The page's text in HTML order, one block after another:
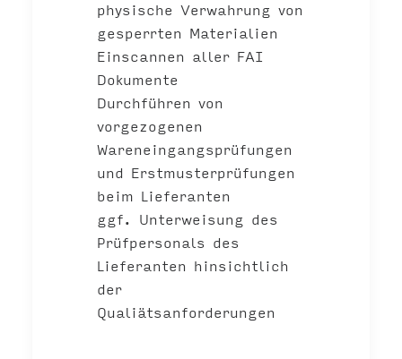
physische Verwahrung von
gesperrten Materialien
Einscannen aller FAI
Dokumente
Durchführen von
vorgezogenen
Wareneingangsprüfungen
und Erstmusterprüfungen
beim Lieferanten
ggf. Unterweisung des
Prüfpersonals des
Lieferanten hinsichtlich
der
Qualiätsanforderungen